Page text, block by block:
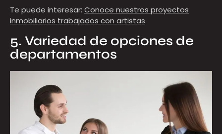
Te puede interesar: Conoce nuestros proyectos
inmobiliarios trabajados con artistas
5. Variedad de opciones de
departamentos